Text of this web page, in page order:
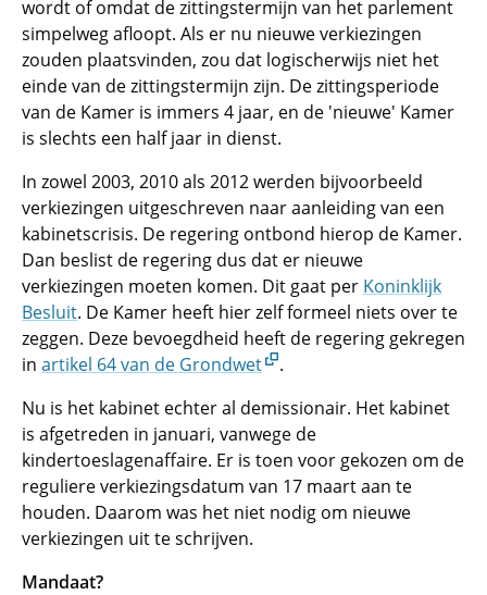
wordt of omdat de zittingstermijn van het parlement
simpelweg afloopt. Als er nu nieuwe verkiezingen
zouden plaatsvinden, zou dat logischerwijs niet het
einde van de zittingstermijn zijn. De zittingsperiode
van de Kamer is immers 4 jaar, en de 'nieuwe' Kamer
is slechts een half jaar in dienst.
In zowel 2003, 2010 als 2012 werden bijvoorbeeld
verkiezingen uitgeschreven naar aanleiding van een
kabinetscrisis. De regering ontbond hierop de Kamer.
Dan beslist de regering dus dat er nieuwe
verkiezingen moeten komen. Dit gaat per Koninklijk
Besluit. De Kamer heeft hier zelf formeel niets over te
zeggen. Deze bevoegdheid heeft de regering gekregen
in artikel 64 van de Grondwet
.
Nu is het kabinet echter al demissionair. Het kabinet
is afgetreden in januari, vanwege de
kindertoeslagenaffaire. Er is toen voor gekozen om de
reguliere verkiezingsdatum van 17 maart aan te
houden. Daarom was het niet nodig om nieuwe
verkiezingen uit te schrijven.
Mandaat?